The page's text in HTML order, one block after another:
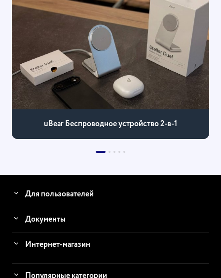
uBear Беспроводное устройство 2-в-1
Для пользователей
Документы
Интернет-магазин
Популярные категории